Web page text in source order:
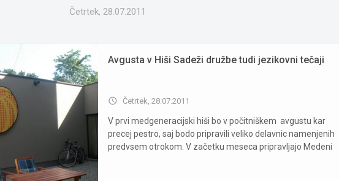
Četrtek, 28.07.2011
Avgusta v Hiši Sadeži družbe tudi jezikovni tečaji
access_time Četrtek, 28.07.2011
V prvi medgeneracijski hiši bo v počitniškem avgustu kar
precej pestro, saj bodo pripravili veliko delavnic namenjenih
predvsem otrokom. V začetku meseca pripravljajo Medeni